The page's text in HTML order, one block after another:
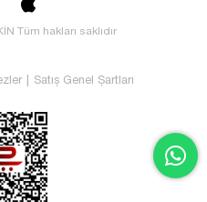
Tüm hakları saklıdır
Satış Genel Şartları